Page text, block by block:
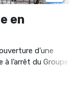
en
d’une
l’arrêt du Groupe